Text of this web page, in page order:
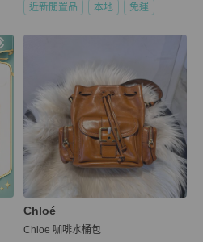
近新閒置品 本地 免運
Chloé
Chloe 咖啡水桶包